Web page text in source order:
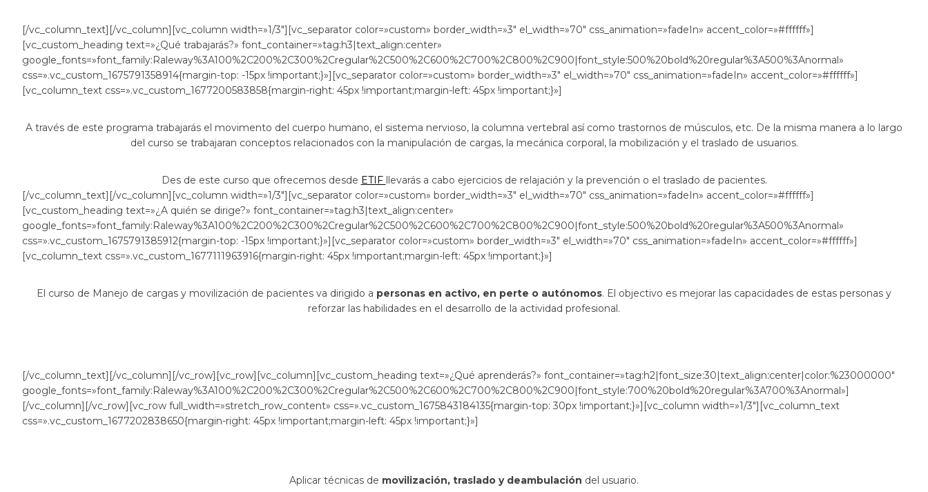
[/vc_column_text][/vc_column][vc_column width=»1/3″][vc_separator color=»custom» border_width=»3″ el_width=»70″ css_animation=»fadeIn» accent_color=»#ffffff»]
[vc_custom_heading text=»¿Qué trabajarás?» font_container=»tag:h3|text_align:center»
google_fonts=»font_family:Raleway%3A100%2C200%2C300%2Cregular%2C500%2C600%2C700%2C800%2C900|font_style:500%20bold%20regular%3A500%3Anormal»
css=».vc_custom_1675791358914{margin-top: -15px !important;}»][vc_separator color=»custom» border_width=»3″ el_width=»70″ css_animation=»fadeIn» accent_color=»#ffffff»]
[vc_column_text css=».vc_custom_1677200583858{margin-right: 45px !important;margin-left: 45px !important;}»]
A través de este programa trabajarás el movimento del cuerpo humano, el sistema nervioso, la columna vertebral así como trastornos de músculos, etc. De la misma manera a lo largo
del curso se trabajaran conceptos relacionados con la manipulación de cargas, la mecánica corporal, la mobilización y el traslado de usuarios.
Des de este curso que ofrecemos desde ETIF
llevarás a cabo ejercicios de relajación y la prevención o el traslado de pacientes.
[/vc_column_text][/vc_column][vc_column width=»1/3″][vc_separator color=»custom» border_width=»3″ el_width=»70″ css_animation=»fadeIn» accent_color=»#ffffff»]
[vc_custom_heading text=»¿A quién se dirige?» font_container=»tag:h3|text_align:center»
google_fonts=»font_family:Raleway%3A100%2C200%2C300%2Cregular%2C500%2C600%2C700%2C800%2C900|font_style:500%20bold%20regular%3A500%3Anormal»
css=».vc_custom_1675791385912{margin-top: -15px !important;}»][vc_separator color=»custom» border_width=»3″ el_width=»70″ css_animation=»fadeIn» accent_color=»#ffffff»]
[vc_column_text css=».vc_custom_1677111963916{margin-right: 45px !important;margin-left: 45px !important;}»]
El curso de Manejo de cargas y movilización de pacientes va dirigido a personas en activo, en perte o autónomos. El objectivo es mejorar las capacidades de estas personas y
reforzar las habilidades en el desarrollo de la actividad profesional.
[/vc_column_text][/vc_column][/vc_row][vc_row][vc_column][vc_custom_heading text=»¿Qué aprenderás?» font_container=»tag:h2|font_size:30|text_align:center|color:%23000000″
google_fonts=»font_family:Raleway%3A100%2C200%2C300%2Cregular%2C500%2C600%2C700%2C800%2C900|font_style:700%20bold%20regular%3A700%3Anormal»]
[/vc_column][/vc_row][vc_row full_width=»stretch_row_content» css=».vc_custom_1675843184135{margin-top: 30px !important;}»][vc_column width=»1/3″][vc_column_text
css=».vc_custom_1677202838650{margin-right: 45px !important;margin-left: 45px !important;}»]
Aplicar técnicas de movilización, traslado y deambulación del usuario.